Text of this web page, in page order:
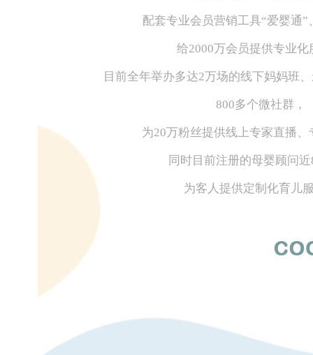
配套专业会员营销工具“爱婴通”
给2000万会员提供专业化
目前全年举办多达2万场的线下妈妈班
800多个微社群，
为20万粉丝提供线上专家直播、
同时目前注册的母婴顾问
为客人提供定制化育儿